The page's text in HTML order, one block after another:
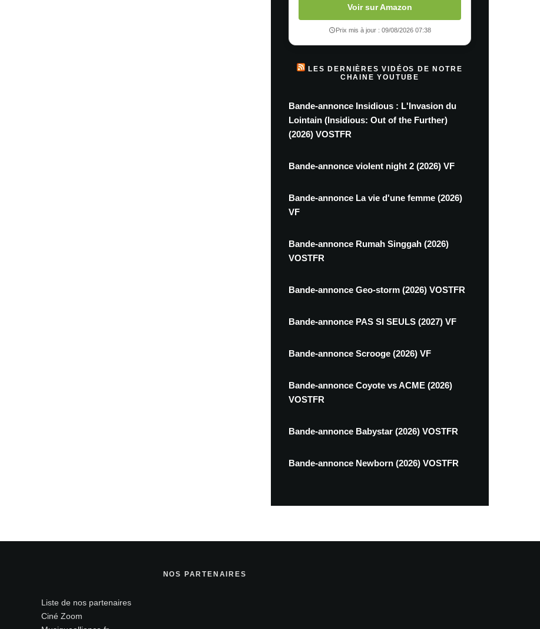
Voir sur Amazon
Prix mis à jour : 09/08/2026 07:38
LES DERNIÈRES VIDÉOS DE NOTRE
CHAINE YOUTUBE
Bande-annonce Insidious : L'Invasion du
Lointain (Insidious: Out of the Further)
(2026) VOSTFR
Bande-annonce violent night 2 (2026) VF
Bande-annonce La vie d'une femme (2026)
VF
Bande-annonce Rumah Singgah (2026)
VOSTFR
Bande-annonce Geo-storm (2026) VOSTFR
Bande-annonce PAS SI SEULS (2027) VF
Bande-annonce Scrooge (2026) VF
Bande-annonce Coyote vs ACME (2026)
VOSTFR
Bande-annonce Babystar (2026) VOSTFR
Bande-annonce Newborn (2026) VOSTFR
NOS PARTENAIRES
Liste de nos partenaires
Ciné Zoom